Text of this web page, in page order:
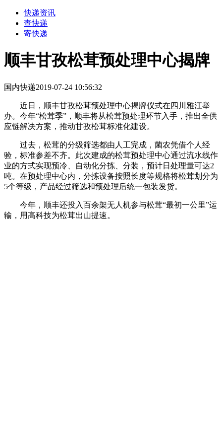
快递资讯
查快递
寄快递
顺丰甘孜松茸预处理中心揭牌
国内快递2019-07-24 10:56:32
近日，顺丰甘孜松茸预处理中心揭牌仪式在四川雅江举
办。今年“松茸季”，顺丰将从松茸预处理环节入手，推出全供
应链解决方案，推动甘孜松茸标准化建设。
过去，松茸的分级筛选都由人工完成，菌农凭借个人经
验，标准参差不齐。此次建成的松茸预处理中心通过流水线作
业的方式实现预冷、自动化分拣、分装，预计日处理量可达2
吨。在预处理中心内，分拣设备按照长度等规格将松茸划分为
5个等级，产品经过筛选和预处理后统一包装发货。
今年，顺丰还投入百余架无人机参与松茸“最初一公里”运
输，用高科技为松茸出山提速。